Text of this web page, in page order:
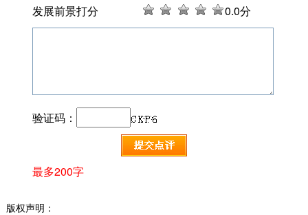
发展前景打分
0.0分
验证码：
最多200字
版权声明：